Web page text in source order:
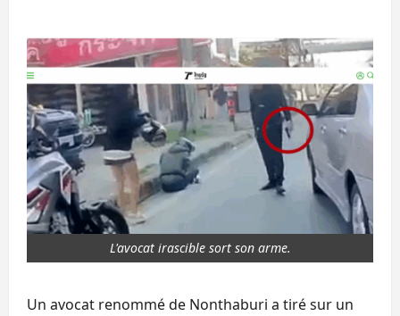
L'avocat irascible sort son arme.
Un avocat renommé de Nonthaburi a tiré sur un